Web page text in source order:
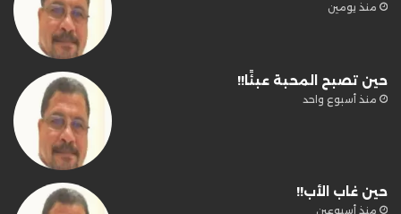
منذ يومين
حين تصبح المحبة عبئًا!!
منذ أسبوع واحد
حين غاب الأب!!
منذ أسبوعين